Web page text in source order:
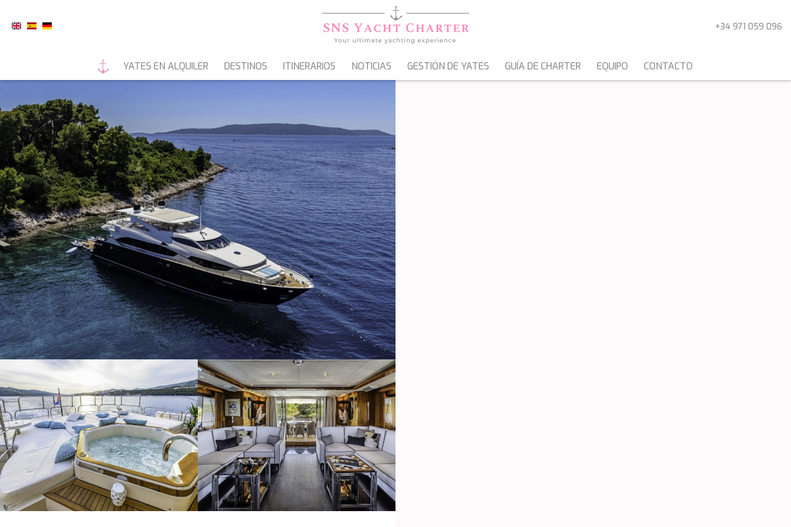
+34 971 059 096
YATES EN ALQUILER
YATES A MOTOR VELEROS GOLETAS & MOTOVELEROS CATAMARANES
DESTINOS ITINERARIOS NOTICIAS GESTIÓN DE YATES GUÍA DE CHARTER EQUIPO CONTACTO
Modificar cookies
Técnicas y funcionales
Este sitio web utiliza Cookies propias para recopilar información con la finalidad de
mejorar nuestros servicios. Si continua navegando, supone la aceptación de la
instalación de las mismas. El usuario tiene la posibilidad de configurar su navegador
pudiendo, si así lo desea, impedir que sean instaladas en su disco duro, aunque
deberá tener en cuenta que dicha acción podrá ocasionar dificultades de navegación